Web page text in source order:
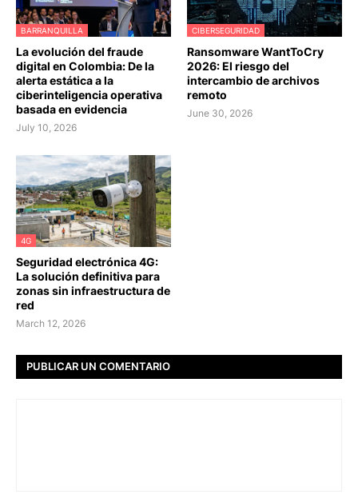
BARRANQUILLA
La evolución del fraude
digital en Colombia: De la
alerta estática a la
ciberinteligencia operativa
basada en evidencia
July 10, 2026
CIBERSEGURIDAD
Ransomware WantToCry
2026: El riesgo del
intercambio de archivos
remoto
June 30, 2026
4G
Seguridad electrónica 4G:
La solución definitiva para
zonas sin infraestructura de
red
March 12, 2026
PUBLICAR UN COMENTARIO